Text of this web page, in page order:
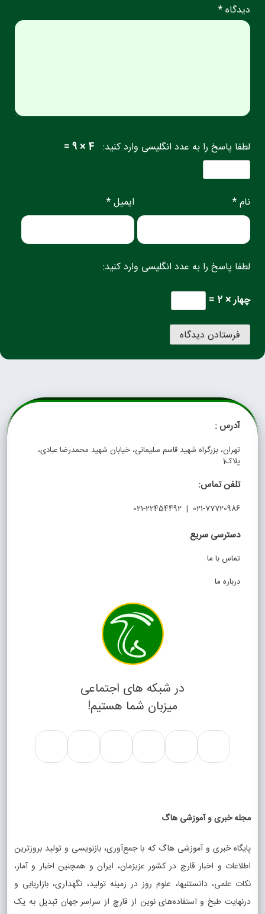
دیدگاه *
لطفا پاسخ را به عدد انگلیسی وارد کنید: 4 × 9 =
نام * ایمیل *
لطفا پاسخ را به عدد انگلیسی وارد کنید:
چهار × 2 =
آدرس :
تهران، بزرگراه شهید قاسم سلیمانی، خیابان شهید محمدرضا عبادی،
پلاک1
تلفن تماس:
021-77720986 | 021-22454492
دسترسی سریع
تماس با ما
درباره ما
در شبکه های اجتماعی
میزبان شما هستیم!
مجله خبری و آموزشی هاگ
پایگاه خبری و آموزشی هاگ که با جمع‌آوری، بازنویسی و تولید بروزترین
اطلاعات و اخبار قارچ در کشور عزیزمان، ایران و همچنین اخبار و آمار،
نکات علمی، دانستنیها، علوم روز در زمینه تولید، نگهداری، بازاریابی و
درنهایت طبخ و استفاده‌های نوین از قارچ از سراسر جهان تبدیل به یک